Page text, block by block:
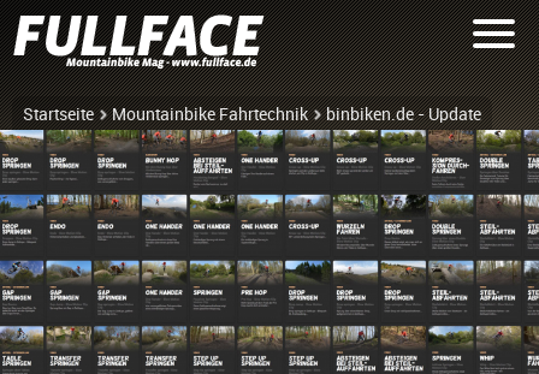
Startseite Mountainbike Fahrtechnik binbiken.de - Update